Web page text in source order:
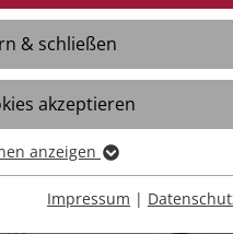
Freie Stellen
Initiativbewerbung
Kontakt
Interviews
& schließen
akzeptieren
Funktionen der
anzeigen
Impressum |